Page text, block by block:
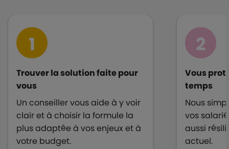
1
Trouver la solution faite pour
vous
Un conseiller vous aide à y voir
clair et à choisir la formule la
plus adaptée à vos enjeux et à
votre budget.
2
Vous
temps
Nous
vos
aussi
actuel.